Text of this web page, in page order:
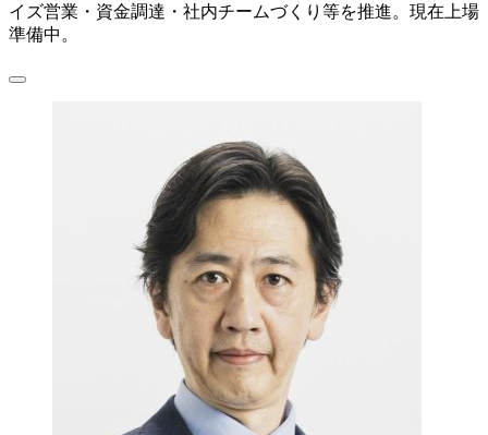
イズ営業・資金調達・社内チームづくり等を推進。現在上場
準備中。